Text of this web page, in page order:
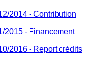
2014 - Contribution
2015 - Financement
2016 - Report crédits